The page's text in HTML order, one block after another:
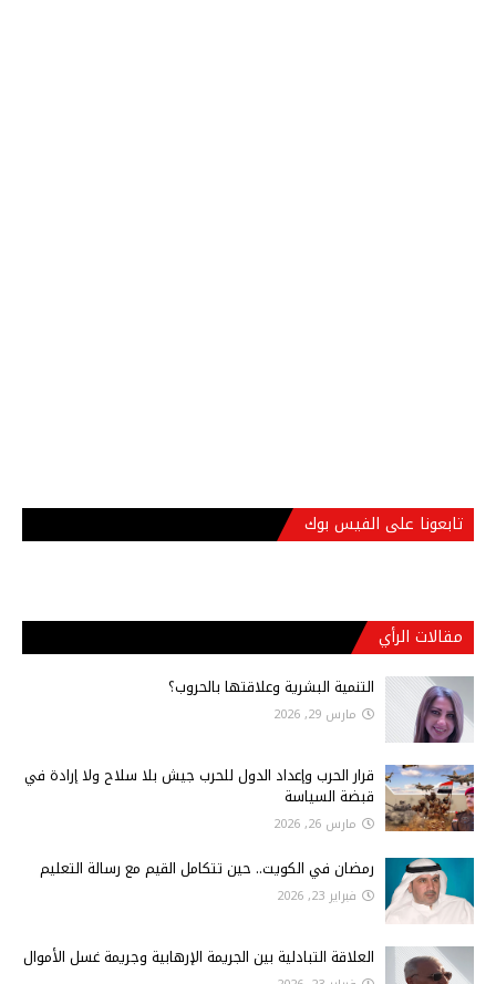
تابعونا على الفيس بوك
مقالات الرأي
التنمية البشرية وعلاقتها بالحروب؟
مارس 29, 2026
قرار الحرب وإعداد الدول للحرب جيش بلا سلاح ولا إرادة في
قبضة السياسة
مارس 26, 2026
رمضان في الكويت.. حين تتكامل القيم مع رسالة التعليم
فبراير 23, 2026
العلاقة التبادلية بين الجريمة الإرهابية وجريمة غسل الأموال